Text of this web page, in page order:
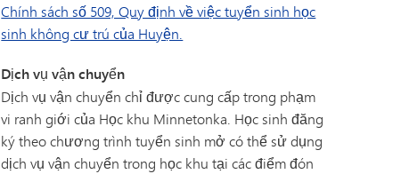
Chính sách số 509, Quy định về việc tuyển sinh học
sinh không cư trú của Huyện.
Dịch vụ vận chuyển
Dịch vụ vận chuyển chỉ được cung cấp trong phạm
vi ranh giới của Học khu Minnetonka. Học sinh đăng
ký theo chương trình tuyển sinh mở có thể sử dụng
dịch vụ vận chuyển trong học khu tại các điểm đón